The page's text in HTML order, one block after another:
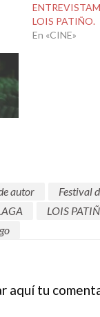
LOIS PATIÑO.
En «CINE»
autor
Festival
LOIS
aquí tu